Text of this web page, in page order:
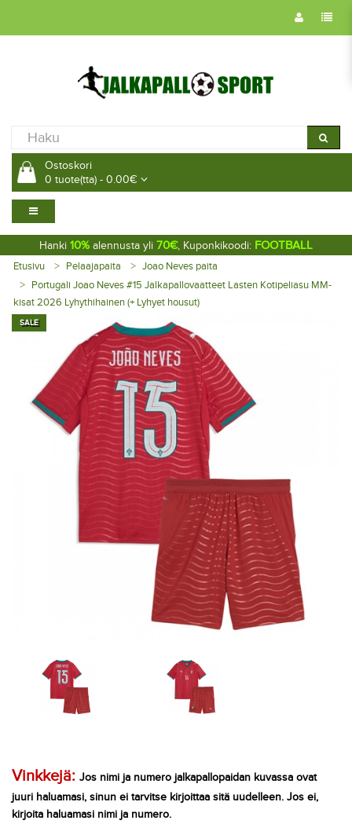
Ostoskori
0 tuote(tta) - 0.00€
Hanki 10% alennusta yli 70€, Kuponkikoodi: FOOTBALL
Etusivu Pelaajapaita
Joao Neves paita
Portugali Joao Neves #15 Jalkapallovaatteet Lasten Kotipeliasu MM-
kisat 2026 Lyhythihainen (+ Lyhyet housut)
SALE
Vinkkejä: Jos nimi ja numero jalkapallopaidan kuvassa ovat
juuri haluamasi, sinun ei tarvitse kirjoittaa sitä uudelleen. Jos ei,
kirjoita haluamasi nimi ja numero.